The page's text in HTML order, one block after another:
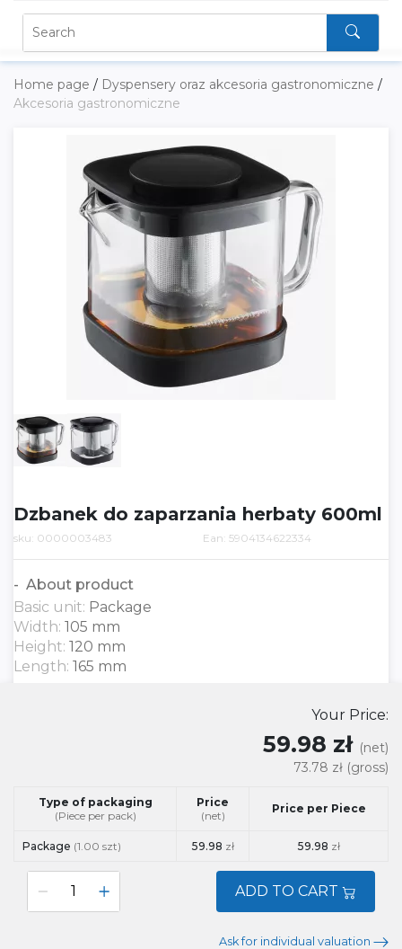
Home page / Dyspensery oraz akcesoria gastronomiczne /
Akcesoria gastronomiczne
Dzbanek do zaparzania herbaty 600ml
sku: 0000003483 Ean: 5904134622334
About product
Basic unit: Package
Width: 105 mm
Height: 120 mm
Length: 165 mm
Your Price:
59.98 zł (net)
73.78 zł (gross)
Type of packaging
(Piece per pack)
Price
(net)
Price per Piece
Package (1.00 szt) 59.98 zł 59.98 zł
ADD TO CART
Ask for individual valuation